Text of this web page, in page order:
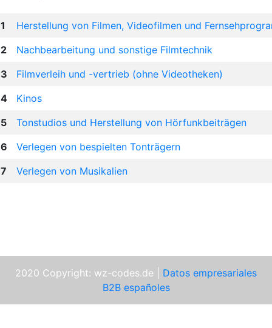
1
Herstellung von Filmen, Videofilmen und
2
Nachbearbeitung und sonstige Filmtechnik
3
Filmverleih und -vertrieb (ohne Videotheken)
4
Kinos
5
Tonstudios und Herstellung von Hörfunkbeiträgen
6
Verlegen von bespielten Tonträgern
7
Verlegen von Musikalien
2020 Copyright: wz-codes.de | Datos empresariales
B2B españoles